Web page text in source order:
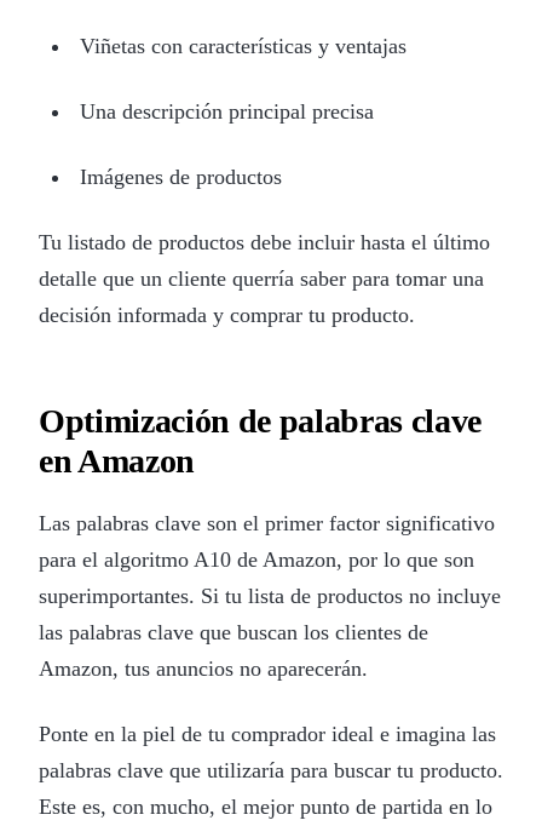
Viñetas con características y ventajas
Una descripción principal precisa
Imágenes de productos
Tu listado de productos debe incluir hasta el último
detalle que un cliente querría saber para tomar una
decisión informada y comprar tu producto.
Optimización de palabras clave
en Amazon
Las palabras clave son el primer factor significativo
para el algoritmo A10 de Amazon, por lo que son
superimportantes. Si tu lista de productos no incluye
las palabras clave que buscan los clientes de
Amazon, tus anuncios no aparecerán.
Ponte en la piel de tu comprador ideal e imagina las
palabras clave que utilizaría para buscar tu producto.
Este es, con mucho, el mejor punto de partida en lo